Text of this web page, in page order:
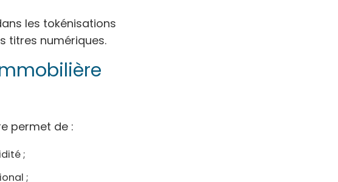
les tokénisations
titres numériques.
permet de :
;
;